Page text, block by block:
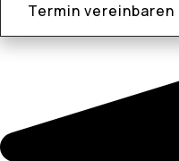
Termin vereinbaren